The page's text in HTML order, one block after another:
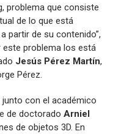
problema que consiste
de lo que está
partir de su contenido”,
problema los está
Jesús Pérez Martín,
Pérez.
con el académico
de doctorado Arniel
de objetos 3D. En